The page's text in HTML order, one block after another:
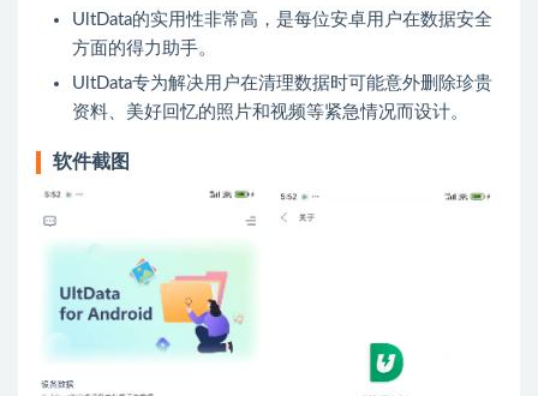
UltData的实用性非常高，是每位安卓用户在数据安全
方面的得力助手。
UltData专为解决用户在清理数据时可能意外删除珍贵
资料、美好回忆的照片和视频等紧急情况而设计。
软件截图